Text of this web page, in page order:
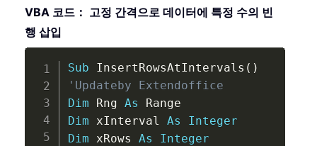
VBA 코드： 고정 간격으로 데이터에 특정 수의 빈
행 삽입
Sub InsertRowsAtIntervals ( )
'Updateby Extendoffice
Dim Rng As
Dim xInterval As
Integer
Dim xRows As
Integer
Copy